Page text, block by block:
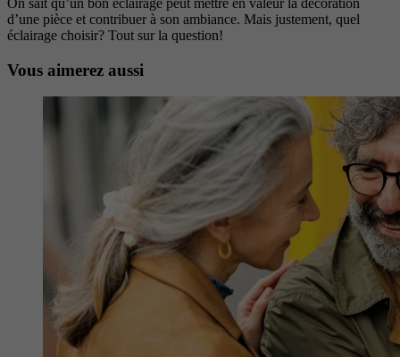
On sait qu’un bon éclairage peut mettre en valeur la décoration
d’une pièce et contribuer à son ambiance. Mais justement, quel
éclairage choisir? Tout sur la question!
Vous aimerez aussi